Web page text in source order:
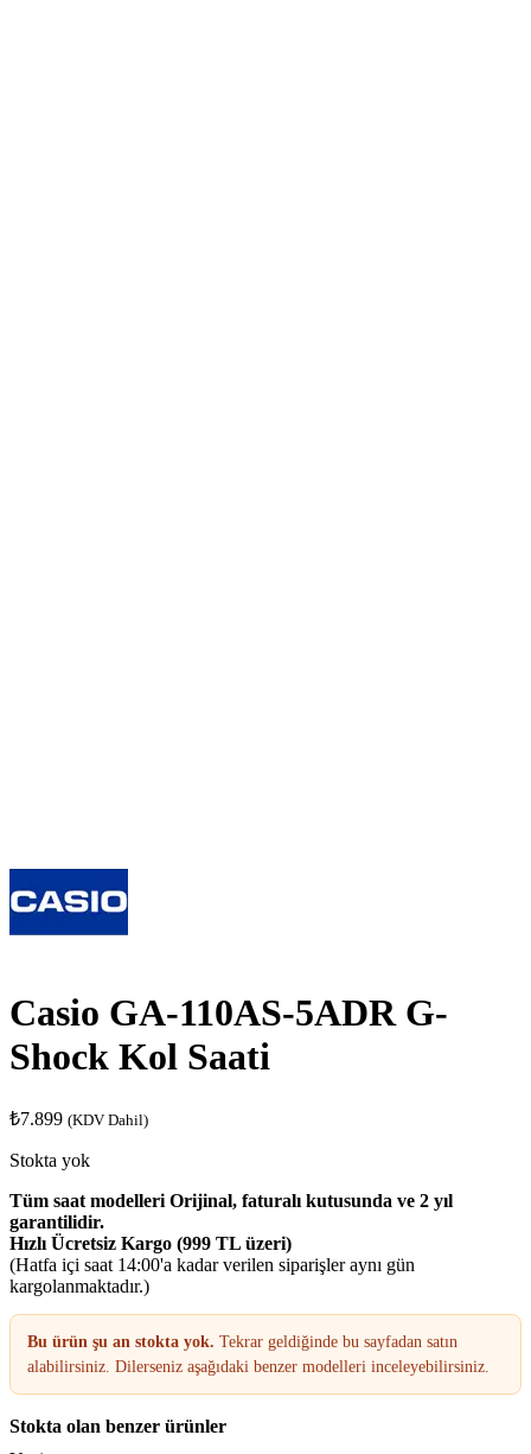
Casio GA-110AS-5ADR G-
Shock Kol Saati
₺7.899 (KDV Dahil)
Stokta yok
Tüm saat modelleri Orijinal, faturalı kutusunda ve 2 yıl
garantilidir.
Hızlı Ücretsiz Kargo (999 TL üzeri)
(Hatfa içi saat 14:00'a kadar verilen siparişler aynı gün
kargolanmaktadır.)
Bu ürün şu an stokta yok. Tekrar geldiğinde bu sayfadan satın
alabilirsiniz. Dilerseniz aşağıdaki benzer modelleri inceleyebilirsiniz.
Stokta olan benzer ürünler